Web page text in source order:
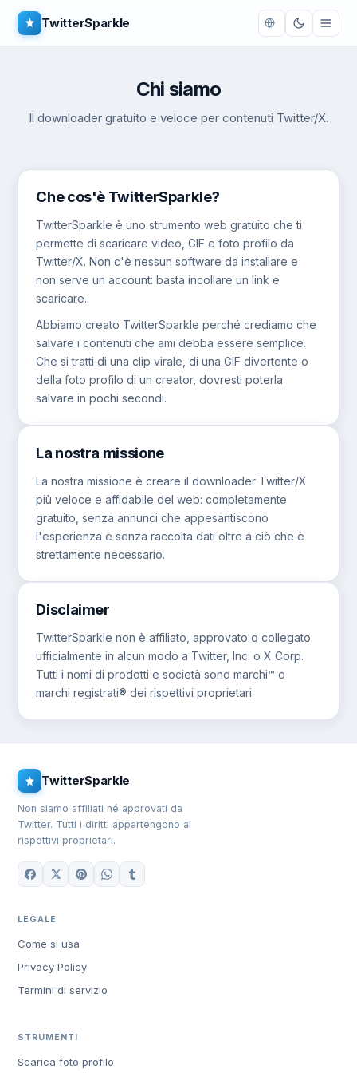
TwitterSparkle
Chi siamo
Il downloader gratuito e veloce per contenuti Twitter/X.
Che cos'è TwitterSparkle?
TwitterSparkle è uno strumento web gratuito che ti
permette di scaricare video, GIF e foto profilo da
Twitter/X. Non c'è nessun software da installare e
non serve un account: basta incollare un link e
scaricare.
Abbiamo creato TwitterSparkle perché crediamo che
salvare i contenuti che ami debba essere semplice.
Che si tratti di una clip virale, di una GIF divertente o
della foto profilo di un creator, dovresti poterla
salvare in pochi secondi.
La nostra missione
La nostra missione è creare il downloader Twitter/X
più veloce e affidabile del web: completamente
gratuito, senza annunci che appesantiscono
l'esperienza e senza raccolta dati oltre a ciò che è
strettamente necessario.
Disclaimer
TwitterSparkle non è affiliato, approvato o collegato
ufficialmente in alcun modo a Twitter, Inc. o X Corp.
Tutti i nomi di prodotti e società sono marchi™ o
marchi registrati® dei rispettivi proprietari.
TwitterSparkle
Non siamo affiliati né approvati da
Twitter. Tutti i diritti appartengono ai
rispettivi proprietari.
LEGALE
Come si usa
Privacy Policy
Termini di servizio
STRUMENTI
Scarica foto profilo